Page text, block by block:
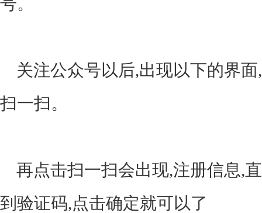
号。
关注公众号以后,出现以下的界
扫一扫。
再点击扫一扫会出现,注册信息,
到验证码,点击确定就可以了